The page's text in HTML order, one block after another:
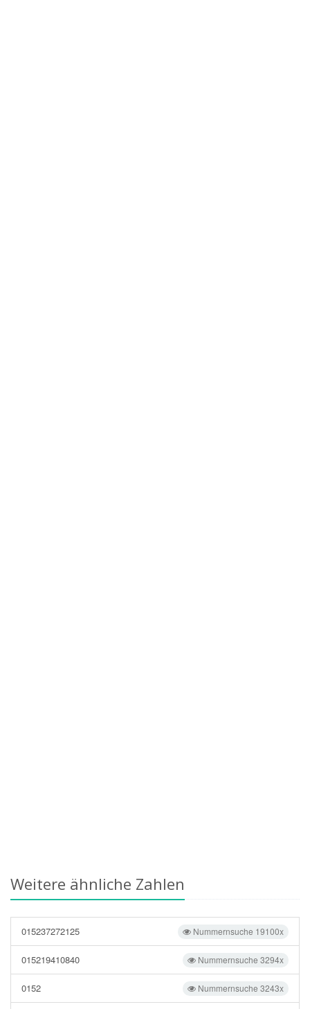
Weitere ähnliche Zahlen
Nummernsuche 19100x
015237272125
Nummernsuche 3294x
015219410840
Nummernsuche 3243x
0152